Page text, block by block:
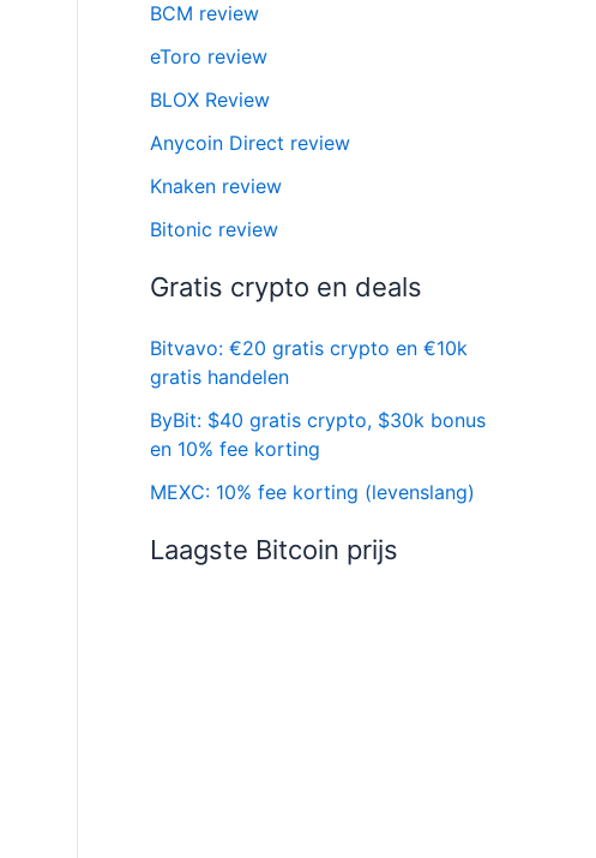
BCM review
eToro review
BLOX Review
Anycoin Direct review
Knaken review
Bitonic review
Gratis crypto en deals
Bitvavo: €20 gratis crypto en €10k
gratis handelen
ByBit: $40 gratis crypto, $30k bonus
en 10% fee korting
MEXC: 10% fee korting (levenslang)
Laagste Bitcoin prijs